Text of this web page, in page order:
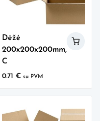
Dėžė
200x200x200mm,
C
0.71 € su PVM